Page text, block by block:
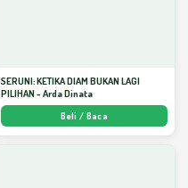
SERUNI: KETIKA DIAM BUKAN LAGI
PILIHAN - Arda Dinata
Beli / Baca